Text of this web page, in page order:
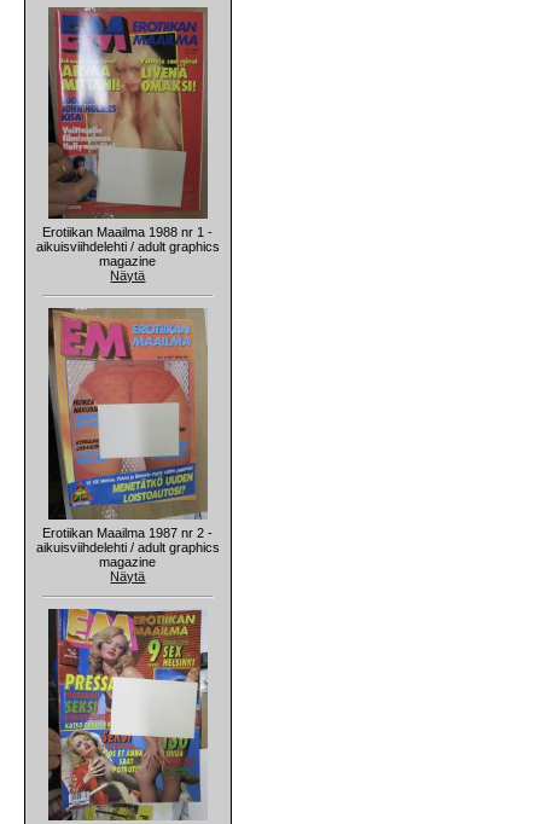
Erotiikan Maailma 1988 nr 1 -
aikuisviihdelehti / adult graphics
magazine
Näytä
Erotiikan Maailma 1987 nr 2 -
aikuisviihdelehti / adult graphics
magazine
Näytä